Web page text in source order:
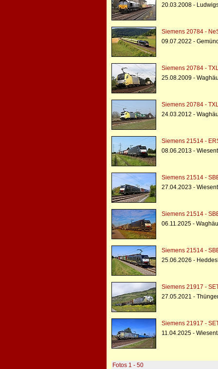
20.03.2008 -
Siemens 20784 -
09.07.2022 -
Siemens 20784 -
25.08.2009 -
Siemens 20784 -
24.03.2012 -
Siemens 21514 -
08.06.2013 -
Siemens 21514 -
27.04.2023 -
Siemens 21514 -
06.11.2025 -
Siemens 21514 -
25.06.2026 -
Siemens 21917 -
27.05.2021 -
Siemens 21917 -
11.04.2025 -
Fotos 1 - 50